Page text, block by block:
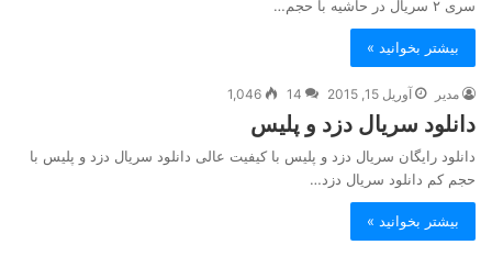
سری ۲ سریال در حاشیه با حجم…
بیشتر بخوانید »
مدیر آوریل 15, 2015 14
1,046
دانلود سریال دزد و پلیس
دانلود رایگان سریال دزد و پلیس با کیفیت عالی دانلود سریال دزد و پلیس با
حجم کم دانلود سریال دزد…
بیشتر بخوانید »